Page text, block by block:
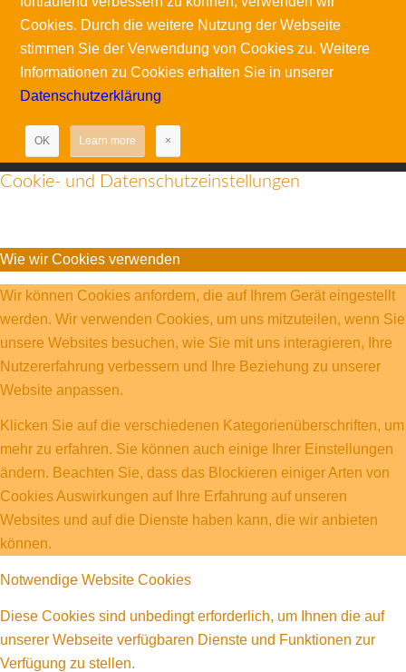
Cookies. Durch die weitere Nutzung der Webseite
stimmen Sie der Verwendung von Cookies zu. Weitere
Informationen zu Cookies erhalten Sie in unserer
Datenschutzerklärung
OK Learn more ×
Cookie- und Datenschutzeinstellungen
Wie wir Cookies verwenden
Wir können Cookies anfordern, die auf Ihrem Gerät eingestellt
werden. Wir verwenden Cookies, um uns mitzuteilen, wenn Sie
unsere Websites besuchen, wie Sie mit uns interagieren, Ihre
Nutzererfahrung verbessern und Ihre Beziehung zu unserer
Website anpassen.
Klicken Sie auf die verschiedenen Kategorienüberschriften, um
mehr zu erfahren. Sie können auch einige Ihrer Einstellungen
ändern. Beachten Sie, dass das Blockieren einiger Arten von
Cookies Auswirkungen auf Ihre Erfahrung auf unseren
Websites und auf die Dienste haben kann, die wir anbieten
können.
Notwendige Website Cookies
Diese Cookies sind unbedingt erforderlich, um Ihnen die auf
unserer Webseite verfügbaren Dienste und Funktionen zur
Verfügung zu stellen.